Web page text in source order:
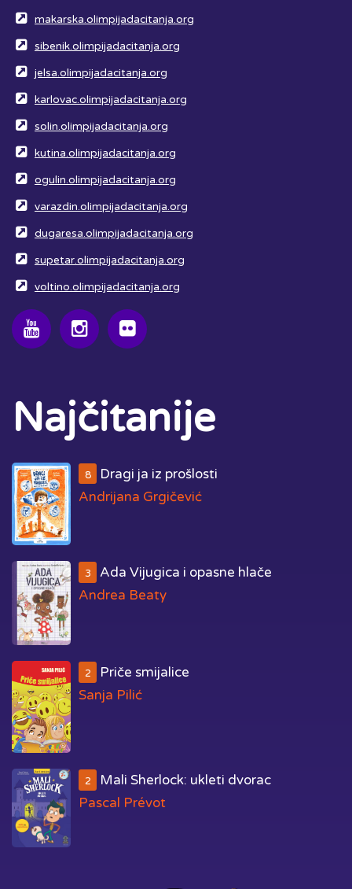
makarska.olimpijadacitanja.org
sibenik.olimpijadacitanja.org
jelsa.olimpijadacitanja.org
karlovac.olimpijadacitanja.org
solin.olimpijadacitanja.org
kutina.olimpijadacitanja.org
ogulin.olimpijadacitanja.org
varazdin.olimpijadacitanja.org
dugaresa.olimpijadacitanja.org
supetar.olimpijadacitanja.org
voltino.olimpijadacitanja.org
Najčitanije
8
Dragi ja iz prošlosti
Andrijana Grgičević
3
Ada Vijugica i opasne hlače
Andrea Beaty
2
Priče smijalice
Sanja Pilić
2
Mali Sherlock: ukleti dvorac
Pascal Prévot